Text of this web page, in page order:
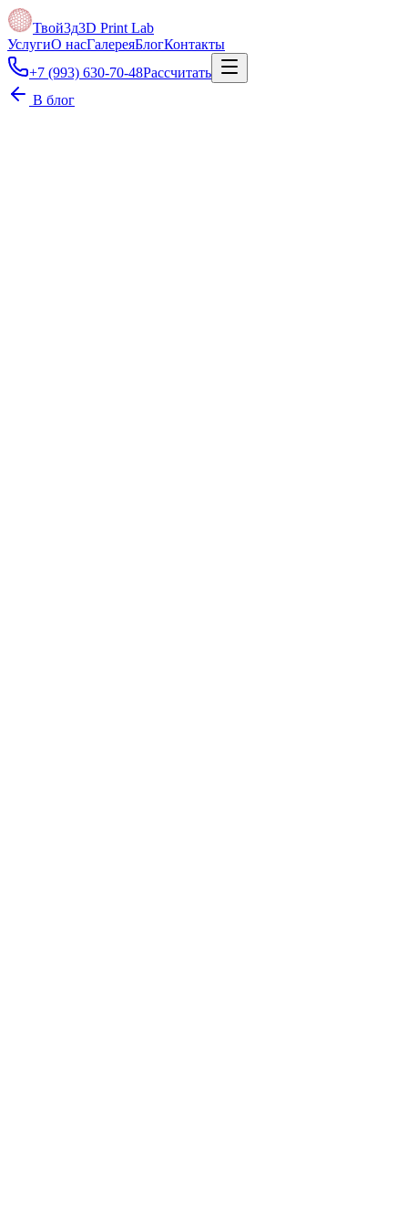
Твой3д3D Print Lab
УслугиО насГалереяБлогКонтакты
+7 (993) 630-70-48Рассчитать
В блог